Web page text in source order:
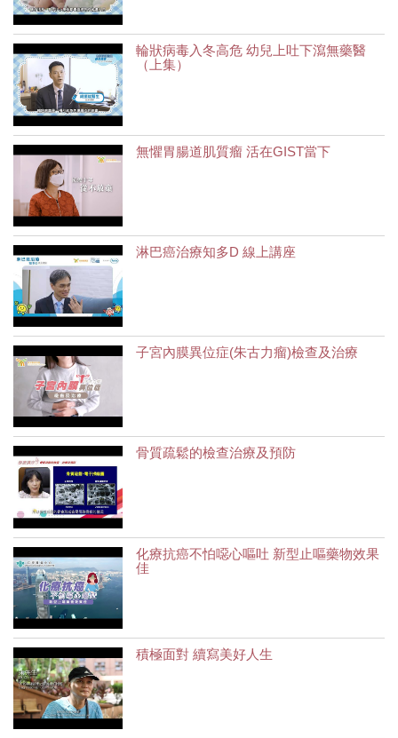
輪狀病毒入冬高危 幼兒上吐下瀉無藥醫
（上集）
無懼胃腸道肌質瘤 活在GIST當下
淋巴癌治療知多D 線上講座
子宮內膜異位症(朱古力瘤)檢查及治療
骨質疏鬆的檢查治療及預防
化療抗癌不怕噁心嘔吐 新型止嘔藥物效果
佳
積極面對 續寫美好人生